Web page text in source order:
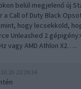
belül megjelenő új
a Call of Duty Black
hogy lecsekkold,
Unleashed 2
vagy AMD Athlon X2…..
22:29:34